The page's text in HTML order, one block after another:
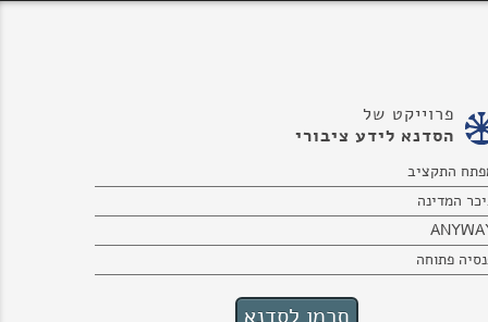
פרוייקט של
הסדנא לידע ציבורי
התקציב
המדינה
פתוחה